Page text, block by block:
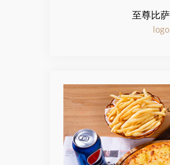
至尊比
logo